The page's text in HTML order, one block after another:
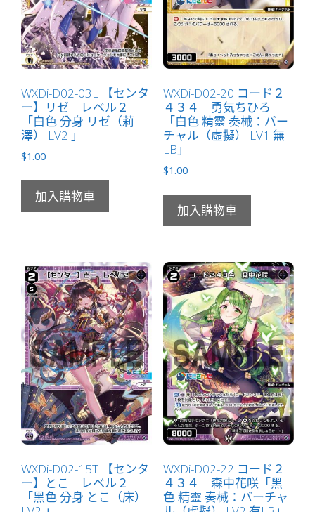
身
ア
ン
ジ
（安
潔）
LV0
」
數
量
WXDi-D02-03L 【センタ
ー】リゼ レベル２
「白色 分身 リゼ（莉
澤） LV2 」
$1.00
加入購物車
WXDi-D02-20 コード２
４３４ 勇気ちひろ
「白色 精靈 奏械：バー
チャル（虛擬） LV1 無
LB」
$1.00
加入購物車
WXDi-D02-15T 【センタ
ー】とこ レベル２
「黑色 分身 とこ（床）
WXDi-D02-22 コード２
４３４ 森中花咲「黑
色 精靈 奏械：バーチャ